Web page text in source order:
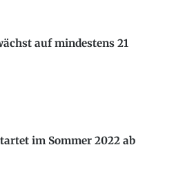
auf mindestens 21
im Sommer 2022 ab